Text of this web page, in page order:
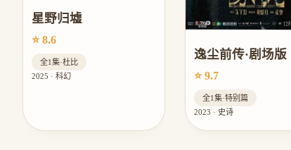
星野归墟
⭐ 8.6
全1集·杜比
2025 · 科幻
逸尘前传·剧场版
⭐ 9.7
全1集·特别篇
2023 · 史诗